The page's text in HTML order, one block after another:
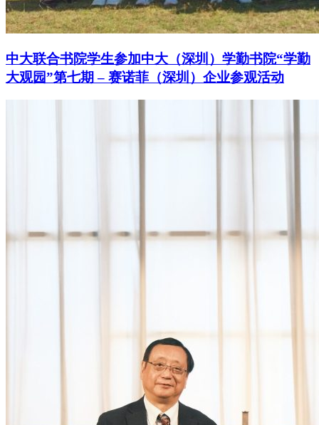
中大联合书院学生参加中大（深圳）学勤书院“学勤
大观园”第七期 – 赛诺菲（深圳）企业参观活动